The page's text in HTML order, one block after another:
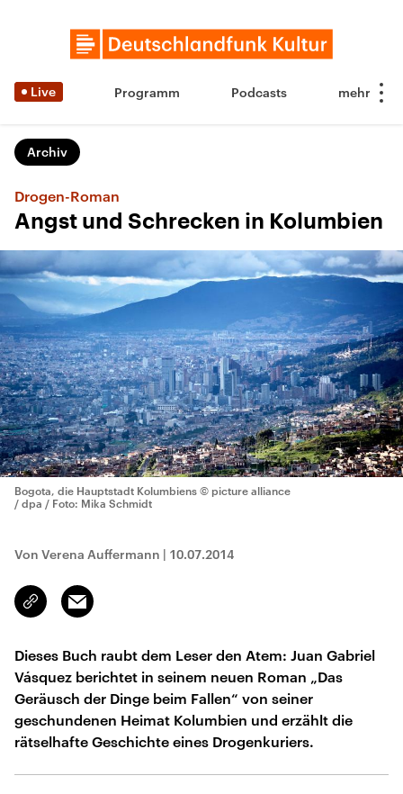
Live Programm Podcasts
Archiv
Drogen-Roman
Angst und Schrecken in Kolumbien
Bogota, die Hauptstadt Kolumbiens © picture alliance
/ dpa / Foto: Mika Schmidt
Von Verena Auffermann | 10.07.2014
Link
kopieren/teilen
Email
Dieses Buch raubt dem Leser den Atem: Juan Gabriel
Vásquez berichtet in seinem neuen Roman „Das
Geräusch der Dinge beim Fallen“ von seiner
geschundenen Heimat Kolumbien und erzählt die
rätselhafte Geschichte eines Drogenkuriers.